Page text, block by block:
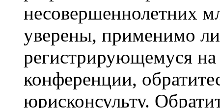
несовершеннолетних
уверены, применимо
регистрирующемуся
конференции,
юрисконсульту.